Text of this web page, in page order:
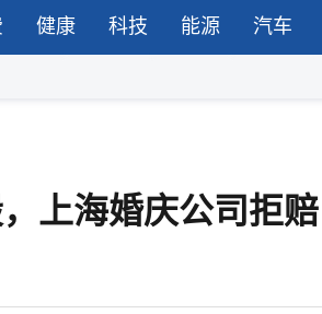
健康 科技 能源 汽车
上海婚庆公司拒赔